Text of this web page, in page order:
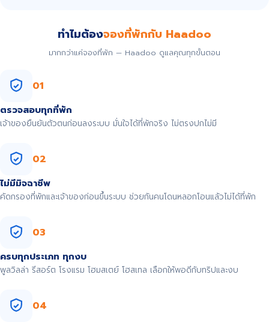
ทำไมต้องจองที่พักกับ Haadoo
มากกว่าแค่จองที่พัก — Haadoo ดูแลคุณทุกขั้นตอน
01
ตรวจสอบทุกที่พัก
เจ้าของยืนยันตัวตนก่อนลงระบบ มั่นใจได้ที่พักจริง ไม่ตรงปกไม่มี
02
ไม่มีมิจฉาชีพ
คัดกรองที่พักและเจ้าของก่อนขึ้นระบบ ช่วยกันคนโดนหลอกโอนแล้วไม่ได้ที่พัก
03
ครบทุกประเภท ทุกงบ
พูลวิลล่า รีสอร์ต โรงแรม โฮมสเตย์ โฮสเทล เลือกให้พอดีกับทริปและงบ
04